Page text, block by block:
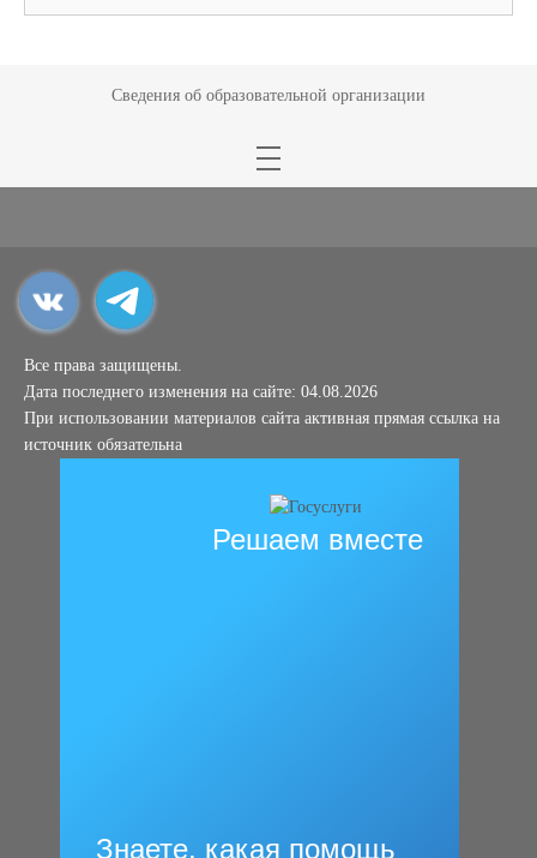
Сведения об образовательной организации
Все права защищены.
Дата последнего изменения на сайте: 04.08.2026
При использовании материалов сайта активная прямая ссылка на
источник обязательна
Решаем вместе
Знаете, какая помощь